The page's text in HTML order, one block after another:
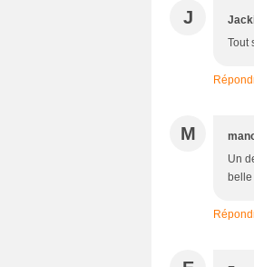
J
Tout
M
Un
belle